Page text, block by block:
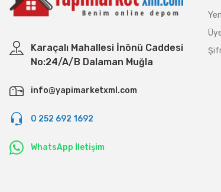
Karaçalı Mahallesi İnönü Caddesi
No:24/A/B Dalaman Muğla
info@yapimarketxml.com
0 252 692 1692
WhatsApp İletişim